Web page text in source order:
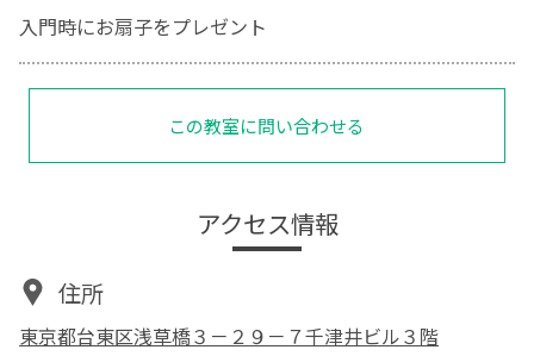
入門時にお扇子をプレゼント
この教室に問い合わせる
アクセス情報
住所
東京都台東区浅草橋３－２９－７千津井ビル３階